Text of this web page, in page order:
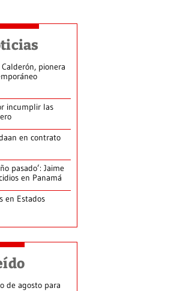
Calderón, pionera
incumplir las
en contrato
pasado’: Jaime
en Panamá
en Estados
de agosto para